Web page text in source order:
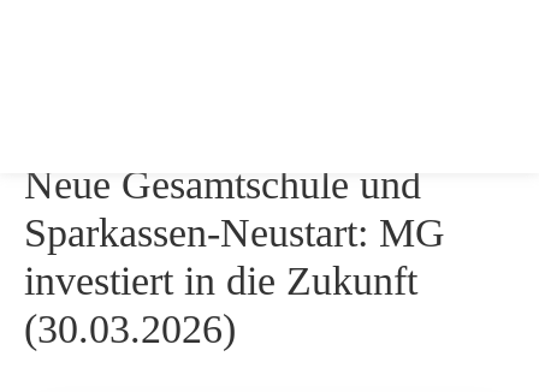
Neue Gesamtschule und
Sparkassen-Neustart: MG
investiert in die Zukunft
(30.03.2026)